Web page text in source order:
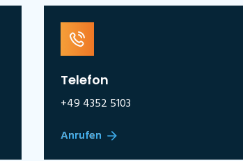
Telefon
+49 4352 5103
Anrufen